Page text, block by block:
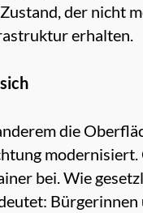
der nicht
erhalten.
die
bei. Wie